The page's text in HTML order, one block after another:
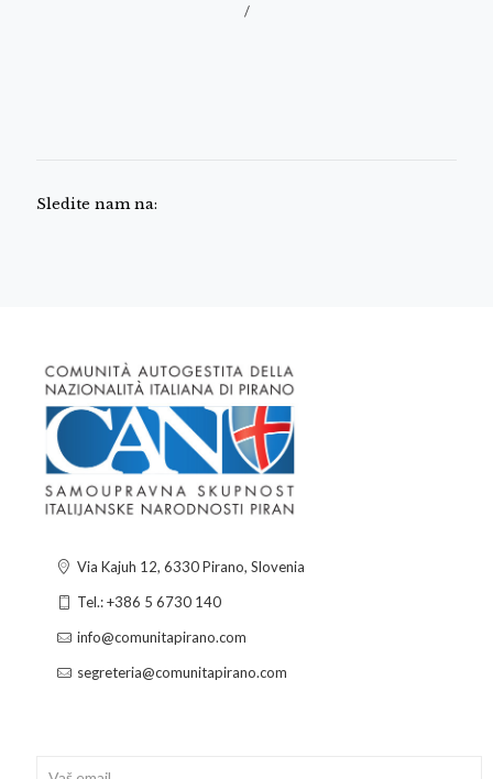
/
Sledite nam na:
Via Kajuh 12, 6330 Pirano, Slovenia
Tel.: +386 5 6730 140
info@comunitapirano.com
segreteria@comunitapirano.com